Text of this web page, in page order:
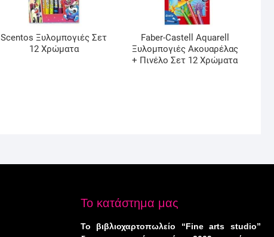
Scentos Ξυλομπογιές Σετ
12 Χρώματα
Faber-Castell Aquarell
Ξυλομπογιές Ακουαρέλας
+ Πινέλο Σετ 12 Χρώματα
Το κατάστημα μας
Το βιβλιοχαρτοπωλείο “Fine arts studio”